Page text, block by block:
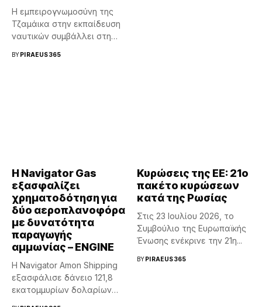
Η εμπειρογνωμοσύνη της
Τζαμάικα στην εκπαίδευση
ναυτικών συμβάλλει στη
BYPIRAEUS365
Η Navigator Gas
εξασφαλίζει
χρηματοδότηση για
δύο αεροπλανοφόρα
με δυνατότητα
παραγωγής
αμμωνίας – ENGINE
Η Navigator Amon Shipping
εξασφάλισε δάνειο 121,8
εκατομμυρίων δολαρίων
Κυρώσεις της ΕΕ: ​​21ο
πακέτο κυρώσεων
κατά της Ρωσίας
Στις 23 Ιουλίου 2026, το
Συμβούλιο της Ευρωπαϊκής
Ένωσης ενέκρινε την 21η...
BYPIRAEUS365